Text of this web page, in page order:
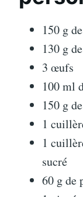
150 g
130 g
3 œufs
100 ml
150 g
1
1
sucré
60 g de